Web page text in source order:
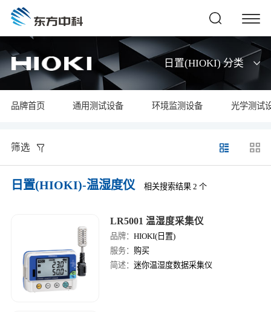
日置(HIOKI) 分类
品牌首页 通用测试设备 环境监测设备 光学测试
筛选
日置(HIOKI)-温湿度仪 相关搜索结果 2 个
LR5001 温湿度采集仪
品牌：HIOKI(日置)
服务： 购买
简述：迷你温湿度数据采集仪